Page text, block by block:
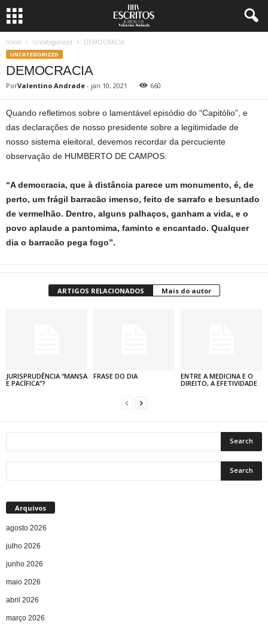
Início Uncategorized DEMOCRACIA
UNCATEGORIZED
DEMOCRACIA
PorValentino Andrade - jan 10, 2021 660
Quando refletimos sobre o lamentável episódio do “Capitólio”, e
das declarações de nosso presidente sobre a legitimidade de
nosso sistema eleitoral, devemos recordar da percuciente
observação de HUMBERTO DE CAMPOS:
“A democracia, que à distância parece um monumento, é, de
perto, um frágil barracão imenso, feito de sarrafo e besuntado
de vermelhão. Dentro, alguns palhaços, ganham a vida, e o
povo aplaude a pantomima, faminto e encantado. Qualquer
dia o barracão pega fogo”.
ARTIGOS RELACIONADOS Mais do autor
JURISPRUDÊNCIA “MANSA
E PACÍFICA”?
FRASE DO DIA
ENTRE A MEDICINA E O
DIREITO, A EFETIVIDADE
Arquivos
agosto 2026
julho 2026
junho 2026
maio 2026
abril 2026
março 2026